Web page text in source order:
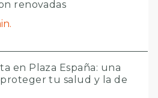
renovadas
en Plaza España: una
tu salud y la de